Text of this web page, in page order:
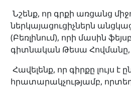
Նշենք, որ գրքի առցանց
ներկայացուցիչներն
(Բեռլինում), որի մասին
գիտնական Թեսա Հովմանը,
Հավելենք, որ գիրքը լույս
հրատարակչությամբ,